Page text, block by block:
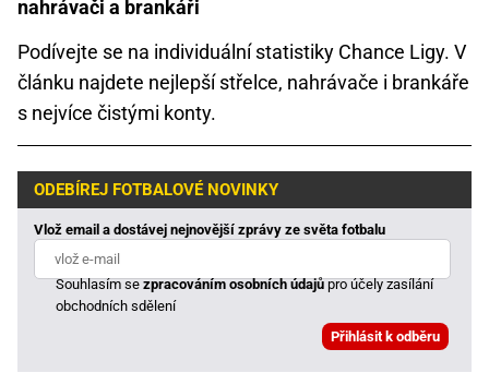
nahrávači a brankáři
Podívejte se na individuální statistiky Chance Ligy. V
článku najdete nejlepší střelce, nahrávače i brankáře
s nejvíce čistými konty.
ODEBÍREJ FOTBALOVÉ NOVINKY
Vlož email a dostávej nejnovější zprávy ze světa fotbalu
Souhlasím sezpracováním osobních údajůpro účely zasílání
obchodních sdělení